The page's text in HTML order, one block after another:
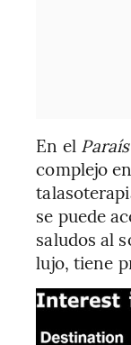
En el
complejo
se puede
saludos al
lujo, tiene